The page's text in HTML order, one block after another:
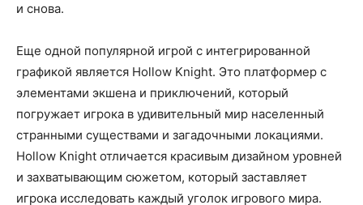
и снова.
Еще одной популярной игрой с интегрированной
графикой является Hollow Knight. Это платформер с
элементами экшена и приключений, который
погружает игрока в удивительный мир населенный
странными существами и загадочными локациями.
Hollow Knight отличается красивым дизайном уровней
и захватывающим сюжетом, который заставляет
игрока исследовать каждый уголок игрового мира.